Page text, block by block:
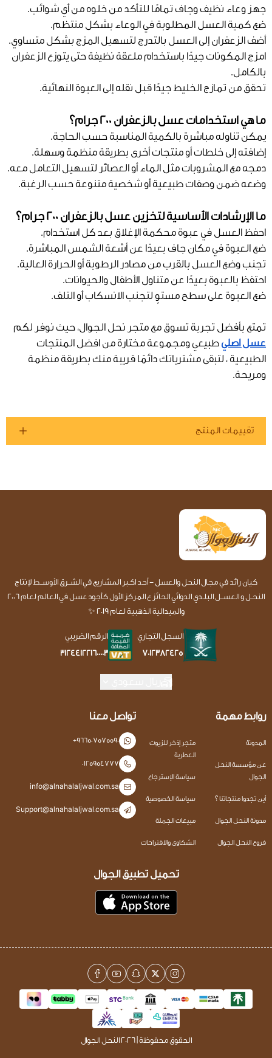
جهز وعاء نظيف وجاف تمامًا للتأكد من خلوه من أي شوائب.
ضع كمية العسل المطلوبة في الوعاء بشكل منتظم.
أضف الزعفران إلى العسل بالتدرج لتسهيل المزج بشكل متساوي.
امزج المكونات جيدًا باستخدام ملعقة نظيفة حتى يتوزع الزعفران
بالكامل.
تحقق من تمازج الخليط جيدًا قبل نقله إلى العبوة النهائية.
ما هي استخدامات عسل بالزعفران 200 جرام؟
يمكن تناوله مباشرة بالكمية المناسبة حسب الحاجة.
إضافته إلى خلطات أو منتجات أخرى بطريقة منظمة وسهلة.
دمجه مع المشروبات مثل الماء أو العصائر لتسهيل التعامل معه.
وضعه ضمن وصفات طبيعية أو شخصية متنوعة حسب الرغبة.
ما الإرشادات الأساسية لتخزين عسل بالزعفران 200 جرام؟
احفظ العسل في عبوة محكمة الإغلاق بعد كل استخدام.
ضع العبوة في مكان جاف بعيدًا عن أشعة الشمس المباشرة.
تجنب وضع العسل بالقرب من مصادر الرطوبة أو الحرارة العالية.
احتفظ بالعبوة بعيدًا عن متناول الأطفال والحيوانات.
ضع العبوة على سطح مستوٍ لتجنب الانسكاب أو التلف.
تمتع بأفضل تجربة تسوق مع متجر نحل الجوال، حيث نوفر لكم
عسل اصلي طبيعي ومجموعة مختارة من افضل المنتجات
الطبيعية ، لتبقى مشترياتك دائمًا قريبة منك بطريقة منظمة
ومريحة.
تقييمات المنتج
كيان رائد في مجال النحل والعسل - أحد اكـبر المشاريع في الشــرق الأوســط لإنتاج
النحـل و العســل البلـدي الدوائي الحائز ع المركز الأول كأجود عسل في العالم لعام 2006
والميدالية الذهبية لعام 2019 ✨
السجل التجاري
7012382425
الرقم الضريبي
312441221600003
روابط مهمة
المدونة
عن مؤسسة النحل
الجوال
أين تجدوا منتجاتنا ؟
مدونة النحل الجوال
فروع النحل الجوال
متجر إذخر للزيوت
العطرية
سياسة الإسترجاع
سياسة الخصوصية
مبيعات الجملة
الشكاوى والاقتراحات
تواصل معنا
+966507575590
0125954777
info@alnahalaljwal.com.sa
Support@alnahalaljwal.com.sa
تحميل تطبيق الجوال
الحقوق محفوظة | 2026 النحل الجوال